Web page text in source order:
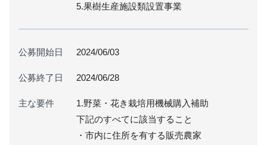
5.果樹生産施設類設置事業
公募開始日 2024/06/03
公募終了日 2024/06/28
主な要件
1.野菜・花き栽培用機械購入補助
下記のすべてに該当すること
・市内に住所を有する販売農家